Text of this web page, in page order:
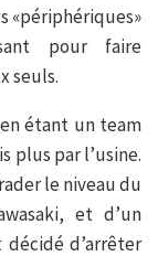
«périphériques»
pour faire
seuls.
étant un team
plus par l’usine.
le niveau du
et d’un
d’arrêter